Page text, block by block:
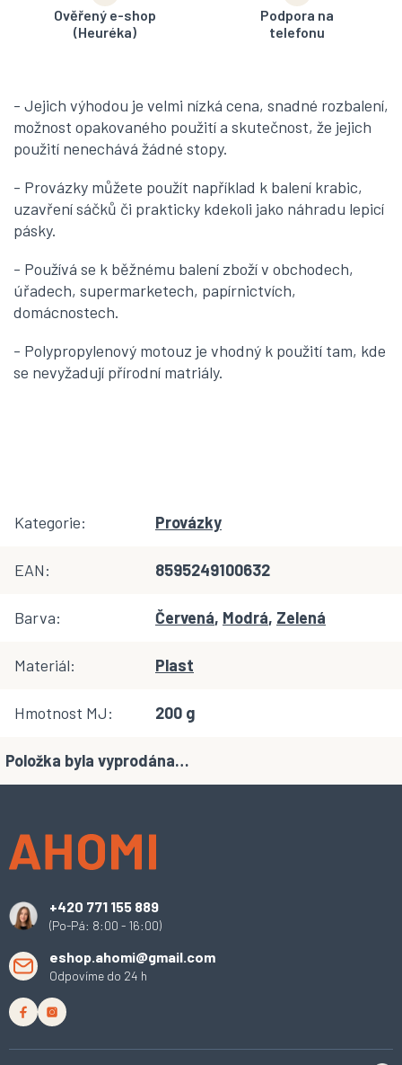
Ověřený e-shop
(Heuréka)
Podpora na
telefonu
- Jejich výhodou je velmi nízká cena, snadné rozbalení,
možnost opakovaného použití a skutečnost, že jejich
použití nenechává žádné stopy.
- Provázky můžete použít například k balení krabic,
uzavření sáčků či prakticky kdekoli jako náhradu lepicí
pásky.
- Používá se k běžnému balení zboží v obchodech,
úřadech, supermarketech, papírnictvích,
domácnostech.
- Polypropylenový motouz je vhodný k použití tam, kde
se nevyžadují přírodní matriály.
Kategorie: Provázky
EAN: 8595249100632
Barva: Červená, Modrá, Zelená
Materiál: Plast
Hmotnost MJ: 200 g
Položka byla vyprodána…
+420 771 155 889
(Po-Pá: 8:00 - 16:00)
eshop.ahomi@gmail.com
Odpovíme do 24 h